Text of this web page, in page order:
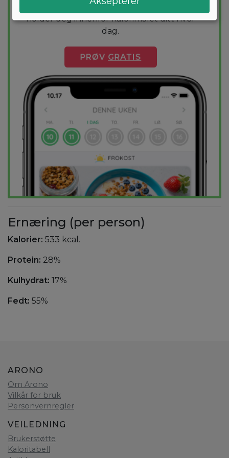
1000+ sunne oppskrifter sikrer at du
holder deg innenfor kalorimålet ditt hver
dag.
PRØV GRATIS
Ernæring (per person)
Kalorier: 533 kcal.
Protein: 28%
Kulhydrat: 17%
Fedt: 55%
ARONO
Om Arono
Vilkår for bruk
Personvernregler
VEILEDNING
Brukerstøtte
Kaloritabell